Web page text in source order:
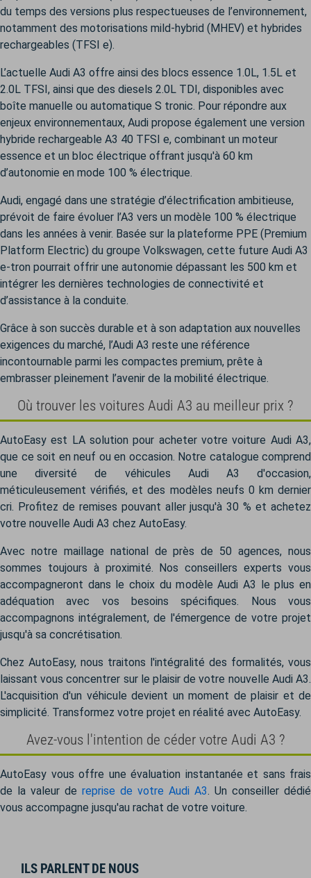
du temps des versions plus respectueuses de l’environnement,
notamment des motorisations mild-hybrid (MHEV) et hybrides
rechargeables (TFSI e).
L’actuelle Audi A3 offre ainsi des blocs essence 1.0L, 1.5L et
2.0L TFSI, ainsi que des diesels 2.0L TDI, disponibles avec
boîte manuelle ou automatique S tronic. Pour répondre aux
enjeux environnementaux, Audi propose également une version
hybride rechargeable A3 40 TFSI e, combinant un moteur
essence et un bloc électrique offrant jusqu'à 60 km
d’autonomie en mode 100 % électrique.
Audi, engagé dans une stratégie d’électrification ambitieuse,
prévoit de faire évoluer l’A3 vers un modèle 100 % électrique
dans les années à venir. Basée sur la plateforme PPE (Premium
Platform Electric) du groupe Volkswagen, cette future Audi A3
e-tron pourrait offrir une autonomie dépassant les 500 km et
intégrer les dernières technologies de connectivité et
d’assistance à la conduite.
Grâce à son succès durable et à son adaptation aux nouvelles
exigences du marché, l’Audi A3 reste une référence
incontournable parmi les compactes premium, prête à
embrasser pleinement l’avenir de la mobilité électrique.
Où trouver les voitures Audi A3 au meilleur prix ?
AutoEasy est LA solution pour acheter votre voiture Audi A3,
que ce soit en neuf ou en occasion. Notre catalogue comprend
une diversité de véhicules Audi A3 d'occasion,
méticuleusement vérifiés, et des modèles neufs 0 km dernier
cri. Profitez de remises pouvant aller jusqu'à 30 % et achetez
votre nouvelle Audi A3 chez AutoEasy.
Avec notre maillage national de près de 50 agences, nous
sommes toujours à proximité. Nos conseillers experts vous
accompagneront dans le choix du modèle Audi A3 le plus en
adéquation avec vos besoins spécifiques. Nous vous
accompagnons intégralement, de l'émergence de votre projet
jusqu'à sa concrétisation.
Chez AutoEasy, nous traitons l'intégralité des formalités, vous
laissant vous concentrer sur le plaisir de votre nouvelle Audi A3.
L'acquisition d'un véhicule devient un moment de plaisir et de
simplicité. Transformez votre projet en réalité avec AutoEasy.
Avez-vous l'intention de céder votre Audi A3 ?
AutoEasy vous offre une évaluation instantanée et sans frais
de la valeur de reprise de votre Audi A3. Un conseiller dédié
vous accompagne jusqu'au rachat de votre voiture.
ILS PARLENT DE NOUS